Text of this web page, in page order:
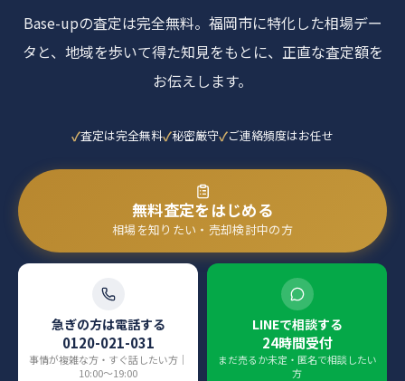
Base-upの査定は完全無料。福岡市に特化した相場デー
タと、地域を歩いて得た知見をもとに、正直な査定額を
お伝えします。
査定は完全無料 秘密厳守 ご連絡頻度はお任せ
無料査定をはじめる
相場を知りたい・売却検討中の方
急ぎの方は電話する
0120-021-031
事情が複雑な方・すぐ話したい方｜
10:00〜19:00
LINEで相談する
24時間受付
まだ売るか未定・匿名で相談したい
方